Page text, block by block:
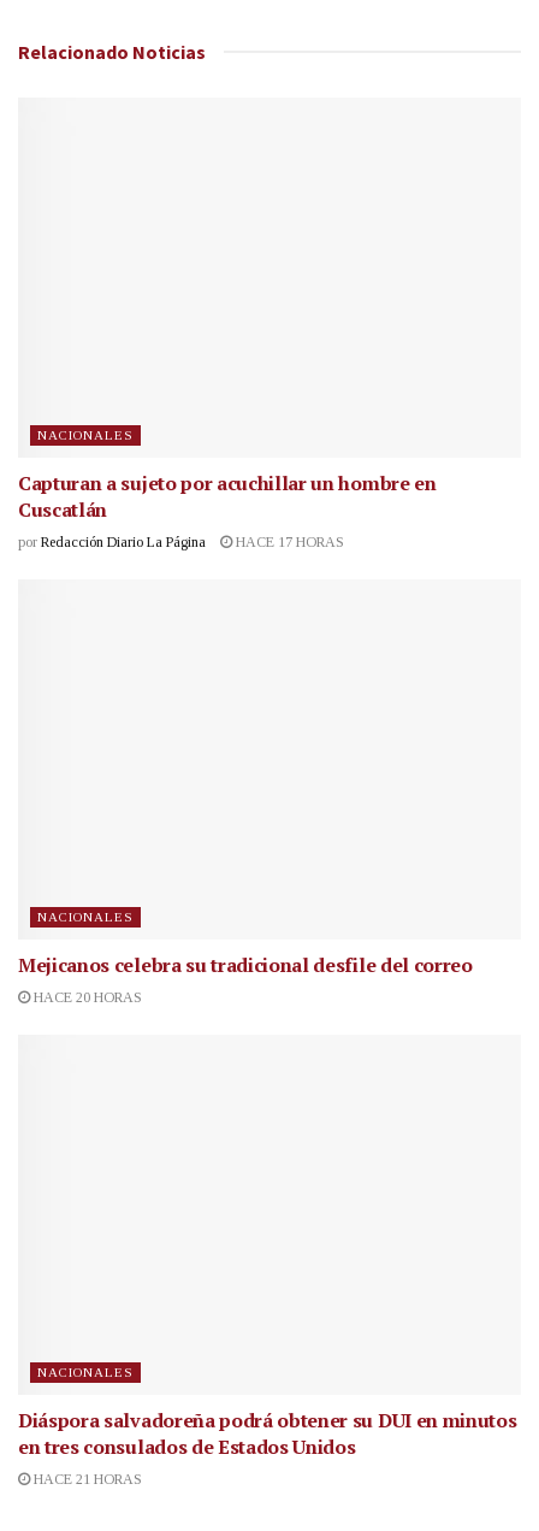
Relacionado Noticias
NACIONALES
Capturan a sujeto por acuchillar un hombre en
Cuscatlán
por Redacción Diario La Página HACE 17 HORAS
NACIONALES
Mejicanos celebra su tradicional desfile del correo
HACE 20 HORAS
NACIONALES
Diáspora salvadoreña podrá obtener su DUI en minutos
en tres consulados de Estados Unidos
HACE 21 HORAS